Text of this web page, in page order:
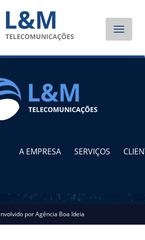
Toggle
A EMPRESA SERVIÇOS
porAgência Boa Ideia